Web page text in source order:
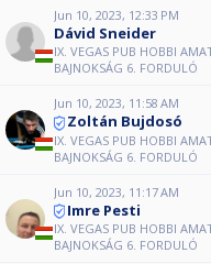
Jun 10, 2023, 12:33 PM
Dávid Sneider
IX. VEGAS PUB HOBBI
BAJNOKSÁG 6. FORDULÓ
Jun 10, 2023, 11:58 AM
Zoltán Bujdosó
IX. VEGAS PUB HOBBI
BAJNOKSÁG 6. FORDULÓ
Jun 10, 2023, 11:17 AM
Imre Pesti
IX. VEGAS PUB HOBBI
BAJNOKSÁG 6. FORDULÓ